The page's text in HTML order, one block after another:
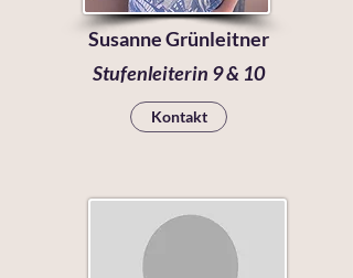
Susanne Grünleitner
Stufenleiterin 9 & 10
Kontakt